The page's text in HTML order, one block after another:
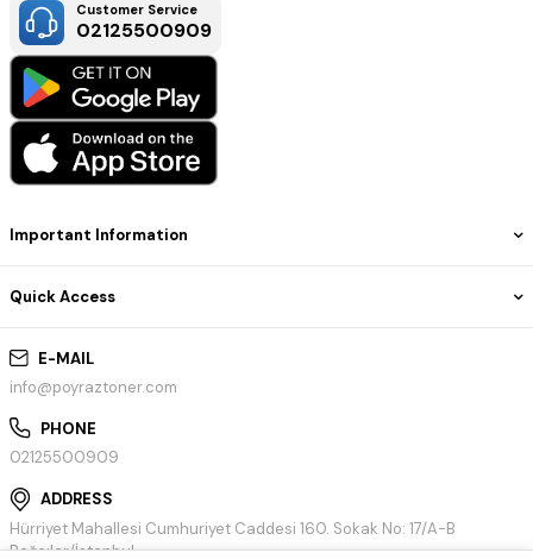
E-MAIL
info@poyraztoner.com
PHONE
02125500909
ADDRESS
Hürriyet Mahallesi Cumhuriyet Caddesi 160. Sokak No: 17/A-B
Bağcılar/İstanbul
Important Information
Quick Access
Customer Service
02125500909